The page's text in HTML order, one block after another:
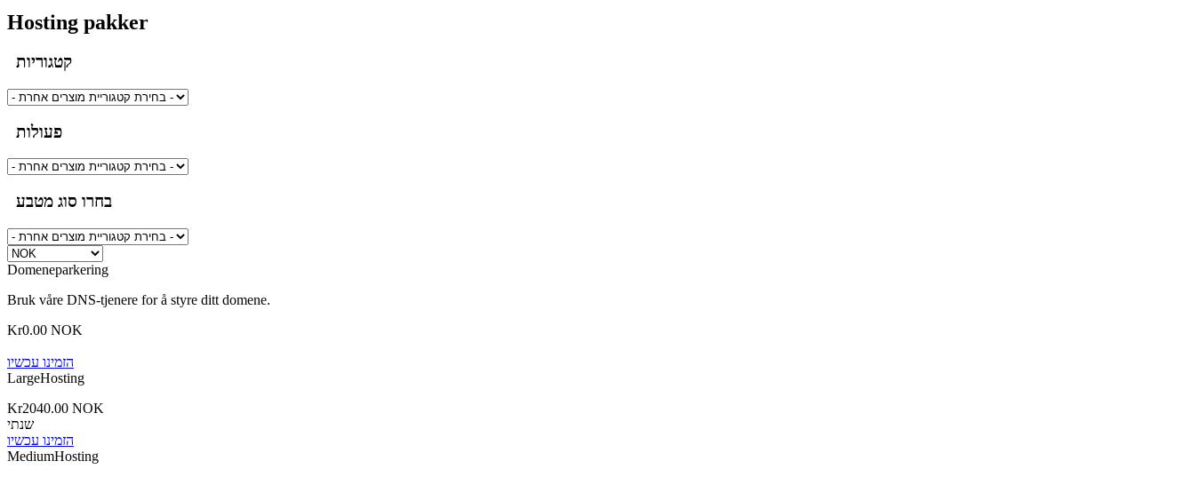
Hosting pakker
קטגוריות
פעולות
בחרו סוג מטבע
Domeneparkering
Bruk våre DNS-tjenere for å styre ditt domene.
Kr0.00 NOK
הזמינו עכשיו
LargeHosting
Kr2040.00 NOK
שנתי
הזמינו עכשיו
MediumHosting